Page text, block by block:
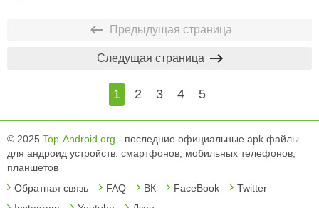
Предыдущая страница
1 2 3 4 5
Следущая страница
© 2025 Top-Android.org - последние официальные apk файлы
для андроид устройств: смартфонов, мобильных телефонов,
планшетов
Обратная связь
FAQ ВК FaceBook
Twitter